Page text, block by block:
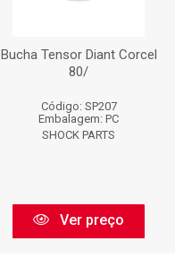
Bucha Tensor Diant Corcel
80/
Código: SP207
Embalagem: PC
SHOCK PARTS
Ver preço